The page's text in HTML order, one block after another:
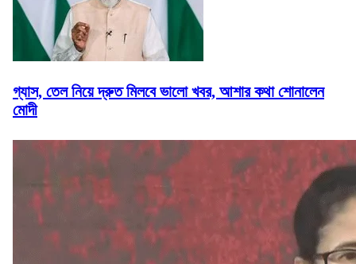
গ্যাস, তেল নিয়ে দ্রুত মিলবে ভালো খবর, আশার কথা শোনালেন
মোদী